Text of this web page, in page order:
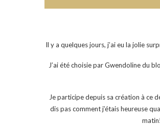
Il y a quelques jours, j’ai eu la jolie
J’ai été choisie par Gwendoline du
Je participe depuis sa création à ce
dis pas comment j’étais heureuse